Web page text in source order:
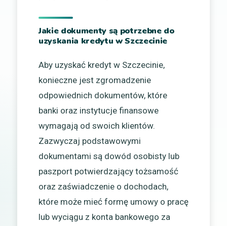
Jakie dokumenty są potrzebne do
uzyskania kredytu w Szczecinie
Aby uzyskać kredyt w Szczecinie,
konieczne jest zgromadzenie
odpowiednich dokumentów, które
banki oraz instytucje finansowe
wymagają od swoich klientów.
Zazwyczaj podstawowymi
dokumentami są dowód osobisty lub
paszport potwierdzający tożsamość
oraz zaświadczenie o dochodach,
które może mieć formę umowy o pracę
lub wyciągu z konta bankowego za